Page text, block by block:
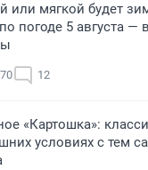
или мягкой будет
погоде 5 августа —
12
«Картошка»:
условиях с тем